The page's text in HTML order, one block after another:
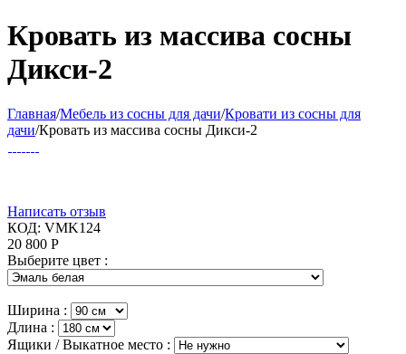
Кровать из массива сосны
Дикси-2
Главная/Мебель из сосны для дачи/Кровати из сосны для
дачи/Кровать из массива сосны Дикси-2
Написать отзыв
КОД: VMK124
20 800 Р
Выберите цвет :
Ширина :
Длина :
Ящики / Выкатное место :